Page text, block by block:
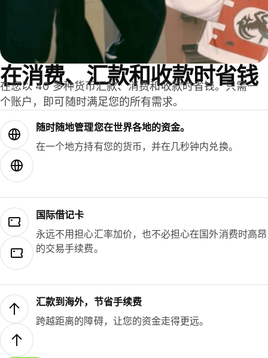
在消费、汇款和收款时省钱
在您以 40 多种货币汇款、消费和收款时省钱。只需一
个账户，即可随时满足您的所有需求。
随时随地管理您在世界各地的资金。
在一个地方持有您的货币，并在几秒钟内兑换。
国际借记卡
永远不用担心汇率加价，也不必担心在国外消费时高昂
的交易手续费。
汇款到海外，节省手续费
跨越距离的障碍，让您的资金走得更远。